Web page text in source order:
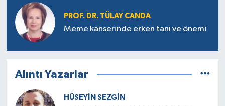
PROF. DR. TÜLAY CANDA
Meme kanserinde erken tanı ve önemi
Alıntı Yazarlar
HÜSEYIN SEZGIN